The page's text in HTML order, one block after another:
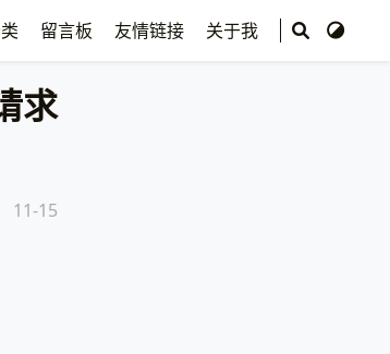
留言板 友情链接 关于我
求
11-15